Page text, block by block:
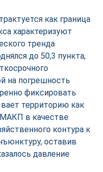
как граница
характеризуют
тренда
до 50,3 пункта,
на погрешность
фиксировать
территорию как
в качестве
контура к
оставив
давление